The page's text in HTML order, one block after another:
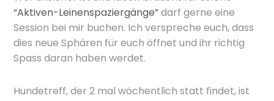
“Aktiven-Leinenspaziergänge”darf gerne eine
Session bei mir buchen. Ich verspreche euch, dass
dies neue Sphären für euch öffnet und ihr richtig
Spass daran haben werdet.
Hundetreff, der 2 mal wöchentlich statt findet, ist